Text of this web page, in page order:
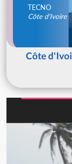
TECNO
Côte d'Ivoire
Côte